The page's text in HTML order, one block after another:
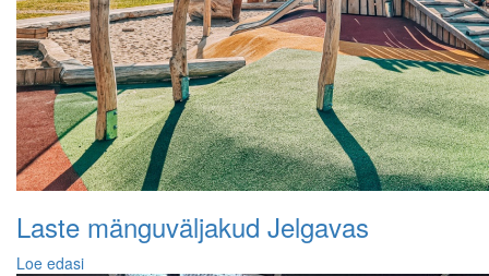
Laste mänguväljakud Jelgavas
Loe edasi